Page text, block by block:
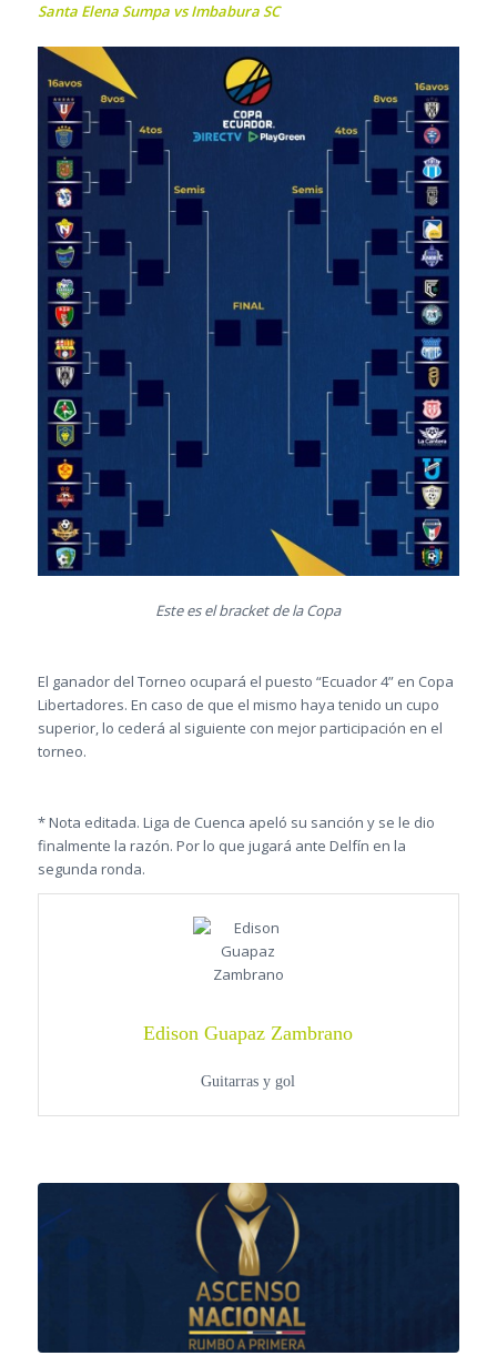
Santa Elena Sumpa vs Imbabura SC
Este es el bracket de la Copa
El ganador del Torneo ocupará el puesto “Ecuador 4” en Copa
Libertadores. En caso de que el mismo haya tenido un cupo
superior, lo cederá al siguiente con mejor participación en el
torneo.
* Nota editada. Liga de Cuenca apeló su sanción y se le dio
finalmente la razón. Por lo que jugará ante Delfín en la
segunda ronda.
Edison Guapaz Zambrano
Guitarras y gol